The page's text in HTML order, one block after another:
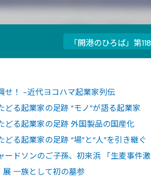
せ！ −近代ヨコハマ起業家列伝
どる起業家の足跡 “モノ”が語る起業家
どる起業家の足跡 外国製品の国産化
どる起業家の足跡 “場”と“人”を引き継ぐ
ードソンのご子孫、初来浜 「生麦事件激
展 一族として初の墓参